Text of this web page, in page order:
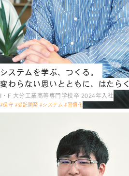
システムを学ぶ、つくる。
変わらない思いとともに、はたらく
I・F 大分工業高等専門学校卒 2024年入社
#保守 #受託開発 #システム #習慣化